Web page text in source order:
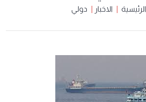
الرئيسية الاخبار دولي